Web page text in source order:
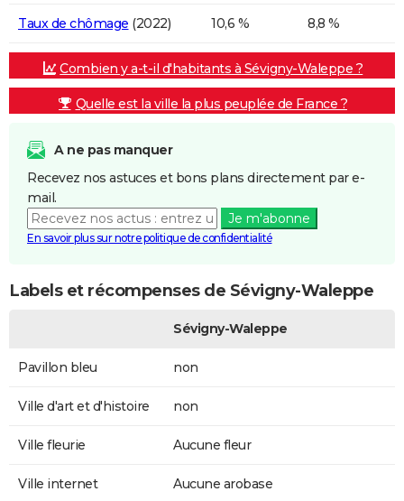
Taux de chômage (2022) 10,6 % 8,8 %
Combien y a-t-il d'habitants à Sévigny-Waleppe ?
Quelle est la ville la plus peuplée de France ?
A ne pas manquer
Recevez nos astuces et bons plans directement par e-
mail.
Je m'abonne
En savoir plus sur notre politique de confidentialité
Labels et récompenses de Sévigny-Waleppe
Sévigny-Waleppe
Pavillon bleu non
Ville d'art et d'histoire non
Ville fleurie Aucune fleur
Ville internet Aucune arobase